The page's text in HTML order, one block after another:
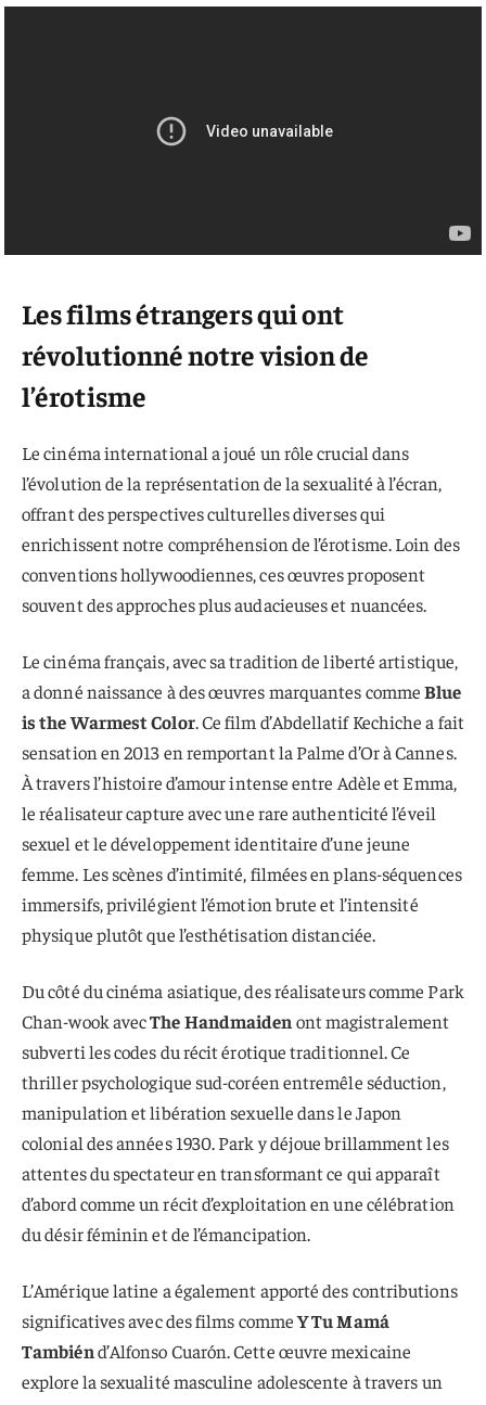
Les films étrangers qui ont
révolutionné notre vision de
l’érotisme
Le cinéma international a joué un rôle crucial dans
l’évolution de la représentation de la sexualité à l’écran,
offrant des perspectives culturelles diverses qui
enrichissent notre compréhension de l’érotisme. Loin des
conventions hollywoodiennes, ces œuvres proposent
souvent des approches plus audacieuses et nuancées.
Le cinéma français, avec sa tradition de liberté artistique,
a donné naissance à des œuvres marquantes commeBlue
is the Warmest Color. Ce film d’Abdellatif Kechiche a fait
sensation en 2013 en remportant la Palme d’Or à Cannes.
À travers l’histoire d’amour intense entre Adèle et Emma,
le réalisateur capture avec une rare authenticité l’éveil
sexuel et le développement identitaire d’une jeune
femme. Les scènes d’intimité, filmées en plans-séquences
immersifs, privilégient l’émotion brute et l’intensité
physique plutôt que l’esthétisation distanciée.
Du côté du cinéma asiatique, des réalisateurs comme Park
Chan-wook avecThe Handmaiden ont magistralement
subverti les codes du récit érotique traditionnel. Ce
thriller psychologique sud-coréen entremêle séduction,
manipulation et libération sexuelle dans le Japon
colonial des années 1930. Park y déjoue brillamment les
attentes du spectateur en transformant ce qui apparaît
d’abord comme un récit d’exploitation en une célébration
du désir féminin et de l’émancipation.
L’Amérique latine a également apporté des contributions
significatives avec des films commeY Tu Mamá
Tambiénd’Alfonso Cuarón. Cette œuvre mexicaine
explore la sexualité masculine adolescente à travers un